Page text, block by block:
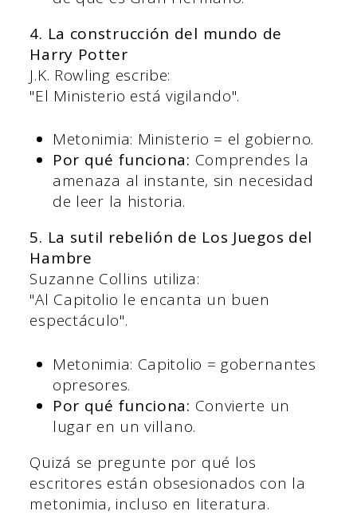
4. La construcción del mundo de
Harry Potter
J.K. Rowling escribe:
"El Ministerio está vigilando".
Metonimia: Ministerio = el gobierno.
Por qué funciona: Comprendes la
amenaza al instante, sin necesidad
de leer la historia.
5. La sutil rebelión de Los Juegos del
Hambre
Suzanne Collins utiliza:
"Al Capitolio le encanta un buen
espectáculo".
Metonimia: Capitolio = gobernantes
opresores.
Por qué funciona: Convierte un
lugar en un villano.
Quizá se pregunte por qué los
escritores están obsesionados con la
metonimia, incluso en literatura.